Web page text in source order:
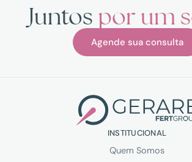
Juntos por um
Agende sua consulta
INSTITUCIONAL
Quem Somos